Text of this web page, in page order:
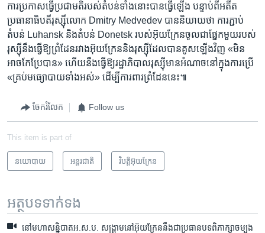
ការ​ប្រកាស​ធ្វើ​ប្រជាមតិ​របស់​តំបន់​ទាំង​នោះ​បាន​ធ្វើ​ឡើង បន្ទាប់ពី​អតីត​
ប្រធានាធិបតី​រុស្ស៊ី​លោក Dmitry Medvedev បាន​និយាយ​ថា ការ​ភ្ជាប់​
តំបន់ Luhansk និង​តំបន់ Donetsk របស់​អ៊ុយក្រែន​ចូល​ជា​ផ្នែក​មួយ​របស់​
រុស្ស៊ី​នឹង​ធ្វើ​ឱ្យ​ព្រំដែន​រវាង​អ៊ុយក្រែន​និង​រុស្ស៊ី​ដែល​បាន​គូស​ឡើង​វិញ «មិន​
អាច​កែប្រែ​បាន» ហើយ​នឹង​ធ្វើ​ឱ្យ​រដ្ឋាភិបាល​រុស្ស៊ី​មាន​អំណាច​នៅ​ក្នុង​ការ​ប្រើ
«គ្រប់​មធ្យោបាយ​ទាំង​អស់» ដើម្បី​ការពារ​ព្រំដែន​នេះ៕
ចែករំលែក Follow us
This item is part of
នយោបាយ អន្តរជាតិ វិបត្តិអ៊ុយក្រែន
អត្ថបទ​ទាក់ទង
នៅ​មហា​សន្និបាត​អ.ស.ប.​ សង្រ្គាម​នៅ​អ៊ុយក្រែន​នឹង​ជា​ប្រធានបទ​ពិភាក្សា​ចម្បង